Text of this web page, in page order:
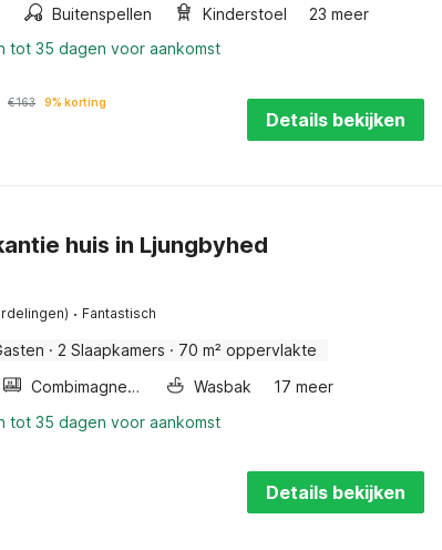
Buitenspellen Kinderstoel
23 meer
tot 35 dagen voor aankomst
€163 9% korting
Details bekijken
huis in Ljungbyhed
· Fantastisch
· 2 Slaapkamers · 70 m² oppervlakte
Combimagnetron Wasbak
17 meer
tot 35 dagen voor aankomst
Details bekijken